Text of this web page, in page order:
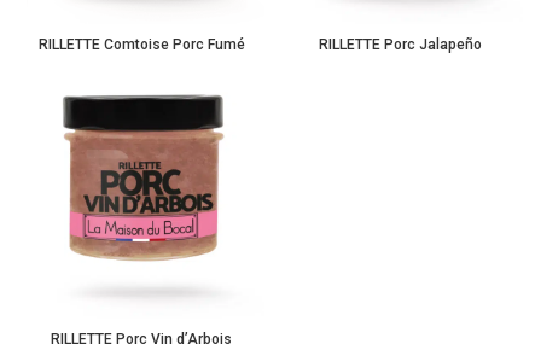
RILLETTE Comtoise Porc Fumé RILLETTE Porc Jalapeño
RILLETTE Porc Vin d’Arbois